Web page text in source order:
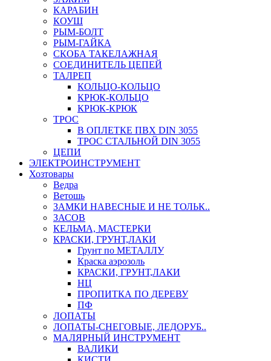
КАРАБИН
КОУШ
РЫМ-БОЛТ
РЫМ-ГАЙКА
СКОБА ТАКЕЛАЖНАЯ
СОЕДИНИТЕЛЬ ЦЕПЕЙ
ТАЛРЕП
КОЛЬЦО-КОЛЬЦО
КРЮК-КОЛЬЦО
КРЮК-КРЮК
ТРОС
В ОПЛЕТКЕ ПВХ DIN 3055
ТРОС СТАЛЬНОЙ DIN 3055
ЦЕПИ
ЭЛЕКТРОИНСТРУМЕНТ
Хозтовары
Ведра
Ветошь
ЗАМКИ НАВЕСНЫЕ И НЕ ТОЛЬК..
ЗАСОВ
КЕЛЬМА, МАСТЕРКИ
КРАСКИ, ГРУНТ,ЛАКИ
Грунт по МЕТАЛЛУ
Краска аэрозоль
КРАСКИ, ГРУНТ,ЛАКИ
НЦ
ПРОПИТКА ПО ДЕРЕВУ
ПФ
ЛОПАТЫ
ЛОПАТЫ-СНЕГОВЫЕ, ЛЕДОРУБ..
МАЛЯРНЫЙ ИНСТРУМЕНТ
ВАЛИКИ